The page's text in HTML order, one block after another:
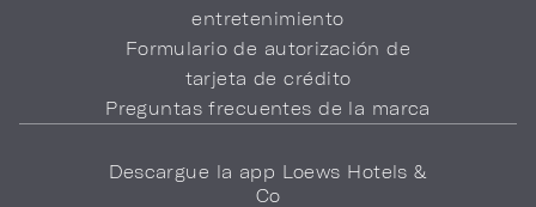
entretenimiento
Formulario de autorización de
tarjeta de crédito
Preguntas frecuentes de la marca
Descargue la app Loews Hotels &
Co